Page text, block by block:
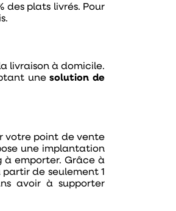
des plats livrés. Pour
livraison à domicile.
unesolution de
votre point de vente
une implantation
à emporter. Grâce à
de seulement 1
avoir à supporter